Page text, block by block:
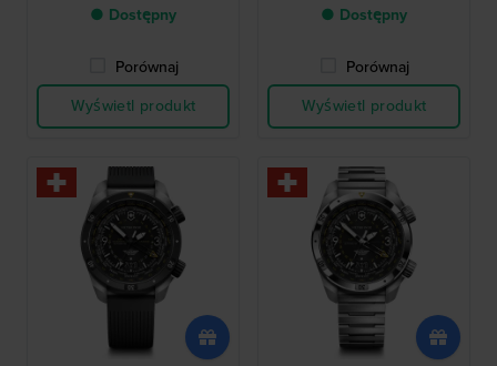
● Dostępny
Porównaj
Wyświetl produkt
● Dostępny
Porównaj
Wyświetl produkt